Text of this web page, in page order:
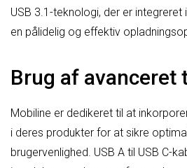
USB 3.1-teknologi, der er
en pålidelig og effektiv
Brug af avanceret
Mobiline er dedikeret til at
i deres produkter for at sikre
brugervenlighed. USB A til USB C-